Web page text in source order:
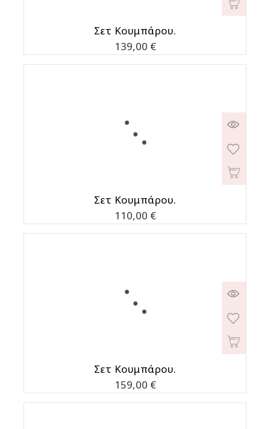
Σετ Κουμπάρου.
Τιμή
139,00 €
Σετ Κουμπάρου.
Τιμή
110,00 €
Σετ Κουμπάρου.
Τιμή
159,00 €